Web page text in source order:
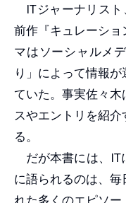
ITジャーナリスト
前作『キュレーシ
マはソーシャルメ
り」によって情報
ていた。事実佐々
スやエントリを紹
る。
だが本書には、IT
に語られるのは、
れた多くのエピソ